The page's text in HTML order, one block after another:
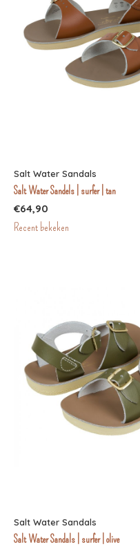
Salt Water Sandals
Salt Water Sandels | surfer | tan
€64,90
Recent bekeken
Salt Water Sandals
Salt Water Sandals | surfer | olive